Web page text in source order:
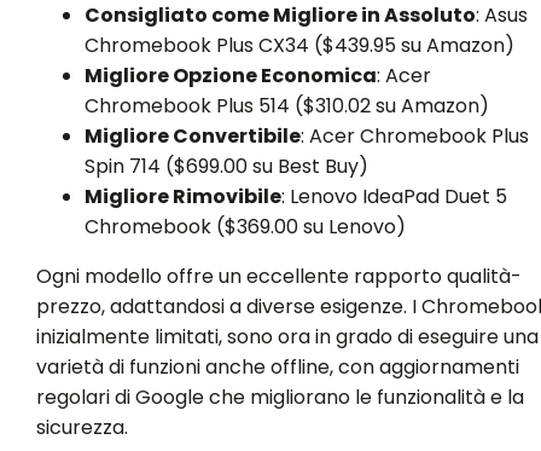
Consigliato come Migliore in Assoluto: Asus
Chromebook Plus CX34 ($439.95 su Amazon)
Migliore Opzione Economica: Acer
Chromebook Plus 514 ($310.02 su Amazon)
Migliore Convertibile: Acer Chromebook Plus
Spin 714 ($699.00 su Best Buy)
Migliore Rimovibile: Lenovo IdeaPad Duet 5
Chromebook ($369.00 su Lenovo)
Ogni modello offre un eccellente rapporto qualità-
prezzo, adattandosi a diverse esigenze. I
inizialmente limitati, sono ora in grado di eseguire una
varietà di funzioni anche offline, con aggiornamenti
regolari di Google che migliorano le funzionalità e la
sicurezza.